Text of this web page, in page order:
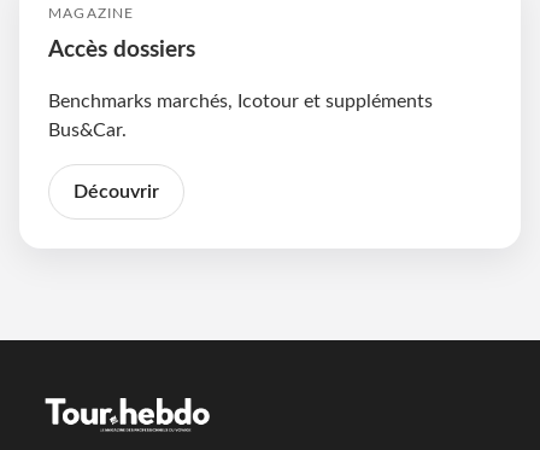
MAGAZINE
Accès dossiers
Benchmarks marchés, Icotour et suppléments
Bus&Car.
Découvrir